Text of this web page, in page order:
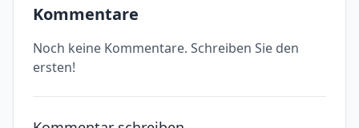
Kommentare
Noch keine Kommentare. Schreiben Sie den
ersten!